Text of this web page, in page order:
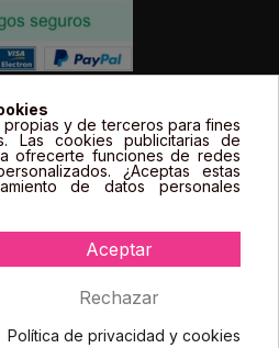
expresados en Euros e
marcas, logotipos y fotos de
legal de sus propietarios y
a título informativo.
y de terceros para fines
Las cookies publicitarias de
ofrecerte funciones de redes
¿Aceptas estas
de datos personales
Aceptar
Rechazar
Política de privacidad y cookies